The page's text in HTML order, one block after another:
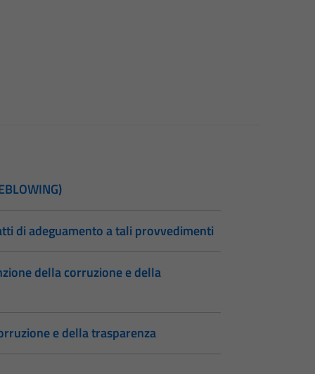
di adeguamento a tali provvedimenti
della corruzione e della
e della trasparenza